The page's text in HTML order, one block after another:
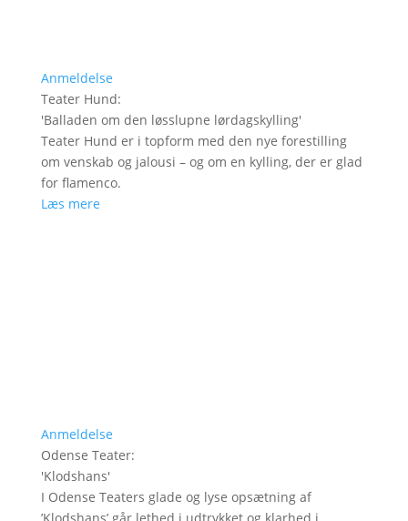
Anmeldelse
Teater Hund:
'Balladen om den løsslupne lørdagskylling'
Teater Hund er i topform med den nye forestilling
om venskab og jalousi – og om en kylling, der er glad
for flamenco.
Læs mere
Anmeldelse
Odense Teater:
'Klodshans'
I Odense Teaters glade og lyse opsætning af